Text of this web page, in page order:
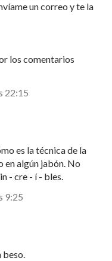
un correo y te la
los comentarios
22:15
es la técnica de la
en algún jabón. No
- cre - í - bles.
9:25
beso.